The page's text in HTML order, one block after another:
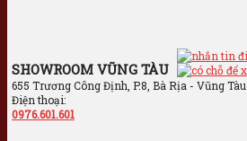
SHOWROOM VŨNG TÀU
655 Trương Công Định, P.8, Bà Rịa - Vũng Tàu
Điện thoại:
0976.601.601